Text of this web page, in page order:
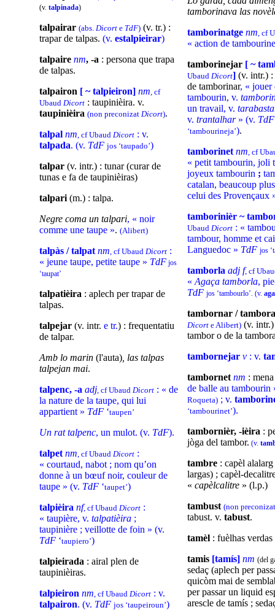
(v. talpinada)
talpairar (abs. Dicort e TdF) (v. tr.) :
trapar de talpas. (v. estalpieirar)
talpaire nm, -a : persona que trapa
de talpas.
talpairon [ ~ talpieiron] nm, cf
Ubaud Dicort : taupinièira. v.
taupinièira (non preconizat Dicort).
talpal nm, cf Ubaud Dicort : v.
talpada. (v. TdF jos ‘taupado’)
talpar (v. intr.) : tunar (curar de
tunas e fa de taupinièiras)
talpari (m.) : talpa.
Negre coma un talpari, « noir
comme une taupe ». (Alibert)
talpàs / talpat nm, cf Ubaud Dicort :
« jeune taupe, petite taupe » TdF jos
‘taupat’
talpatièira : aplech per trapar de
talpas.
talpejar (v. intr. e tr.) : frequentatiu
de talpar.
Amb lo marin (l'auta) , las talpas
talpejan mai.
talpenc, -a adj, cf Ubaud Dicort : « de
la nature de la taupe, qui lui
appartient » TdF ‘taupen’
Un rat talpenc, un mulot. (v. TdF).
talpet nm, cf Ubaud Dicort :
« courtaud, nabot ; nom qu’on
donne à un bœuf noir, couleur de
taupe » (v. TdF ‘taupet’)
talpièira nf, cf Ubaud Dicort :
« taupière, v. talpatièira ;
taupinière ; veillotte de foin » (v.
TdF ‘taupiero’)
talpieirada : airal plen de
taupinièiras.
talpieiron nm, cf Ubaud Dicort : v.
talpairon. (v. TdF jos ‘taupeiroun’)
tamborinava las
tamborinatge nm, cf
« action de
tamborinejar [ ~
Ubaud Dicort] (v. intr.)
de tamborinar, « jouer
tambourin, v.
un travail, v.
v. trantalhar» (v.
‘tambourineja’).
tamborinet nm, cf
« petit tambourin, joli
joyeux tambourin ;
catalan, beaucoup
celui des Provençaux
tamborinièr ~
Ubaud Dicort : «
tambour, homme et
Languedoc » TdF jos
tamborla adj f, cf
« Agaça tamborla,
TdF jos ‘tambourlo’. (v.
tambornar /
Dicort e Alibert) (v.
tambor o de la
tambornejar v : v.
tambornet nm :
de balle au tambourin
Roqueta) ; v.
‘tambourinet’).
tambornièr, -ièira :
jòga del tambor. (v.
tambre : capèl
largas) ; capèl-
« capèlcalitre » (l.p.)
tambust (non
tabust. v. tabust.
tamèl : fuèlhas
tamis [tamís] nm (del
sedaç (aplech per
quicòm mai de
per passar un liquid
arescle de tamís ;